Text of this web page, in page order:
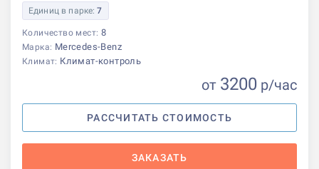
Единиц в парке:7
Количество мест: 8
Марка: Mercedes-Benz
Климат: Климат-контроль
от 3200 р/час
РАССЧИТАТЬ СТОИМОСТЬ
ЗАКАЗАТЬ